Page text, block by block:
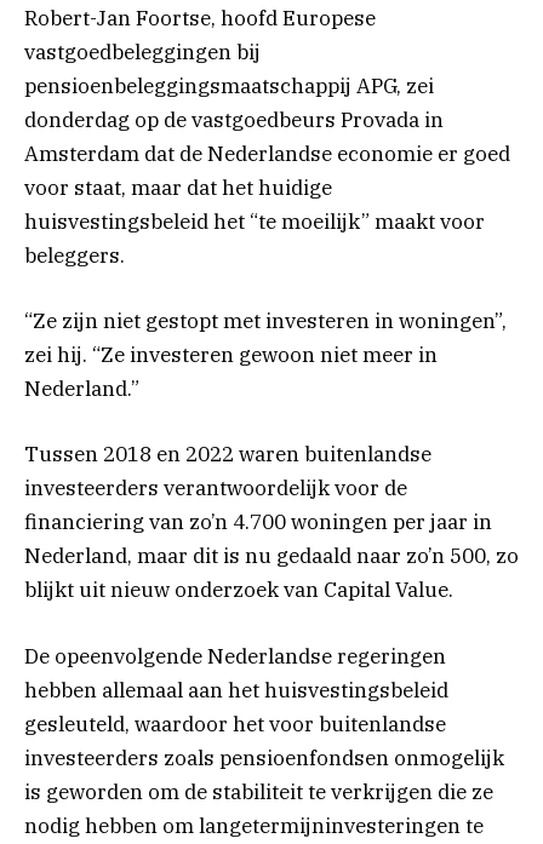
Robert-Jan Foortse, hoofd Europese
vastgoedbeleggingen bij
pensioenbeleggingsmaatschappij APG, zei
donderdag op de vastgoedbeurs Provada in
Amsterdam dat de Nederlandse economie er goed
voor staat, maar dat het huidige
huisvestingsbeleid het “te moeilijk” maakt voor
beleggers.
“Ze zijn niet gestopt met investeren in woningen”,
zei hij. “Ze investeren gewoon niet meer in
Nederland.”
Tussen 2018 en 2022 waren buitenlandse
investeerders verantwoordelijk voor de
financiering van zo’n 4.700 woningen per jaar in
Nederland, maar dit is nu gedaald naar zo’n 500, zo
blijkt uit nieuw onderzoek van Capital Value.
De opeenvolgende Nederlandse regeringen
hebben allemaal aan het huisvestingsbeleid
gesleuteld, waardoor het voor buitenlandse
investeerders zoals pensioenfondsen onmogelijk
is geworden om de stabiliteit te verkrijgen die ze
nodig hebben om langetermijninvesteringen te